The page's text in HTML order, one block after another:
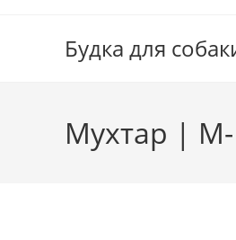
содержимомуБудка для
Мухтар | М-